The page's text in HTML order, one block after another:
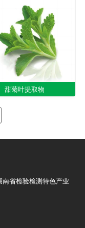
甜菊叶提取物
省检验检测特色产业